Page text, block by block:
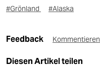
#Grönland
#Alaska
Feedback Kommentieren
Diesen Artikel teilen